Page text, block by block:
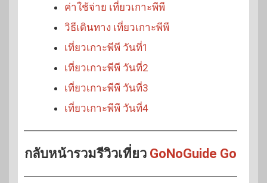
ค่าใช้จ่าย เที่ยวเกาะพีพี
วิธีเดินทาง เที่ยวเกาะพีพี
เที่ยวเกาะพีพี วันที่1
เที่ยวเกาะพีพี วันที่2
เที่ยวเกาะพีพี วันที่3
เที่ยวเกาะพีพี วันที่4
กลับหน้ารวมรีวิวเที่ยว GoNoGuide Go